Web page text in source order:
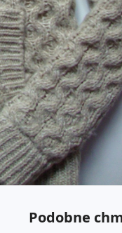
Podobne